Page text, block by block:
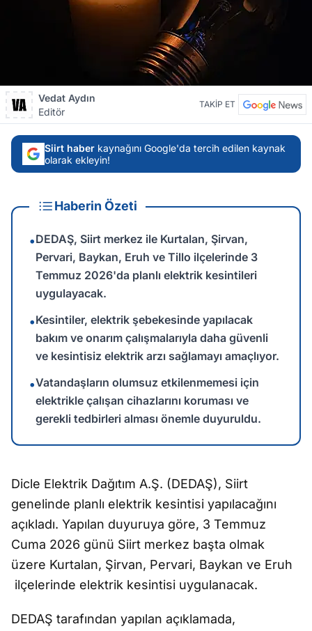
Vedat Aydın
Editör
TAKİP ET
Siirt haber kaynağını Google'da tercih edilen kaynak
olarak ekleyin!
Haberin Özeti
•DEDAŞ, Siirt merkez ile Kurtalan, Şirvan,
Pervari, Baykan, Eruh ve Tillo ilçelerinde 3
Temmuz 2026'da planlı elektrik kesintileri
uygulayacak.
•Kesintiler, elektrik şebekesinde yapılacak
bakım ve onarım çalışmalarıyla daha güvenli
ve kesintisiz elektrik arzı sağlamayı amaçlıyor.
•Vatandaşların olumsuz etkilenmemesi için
elektrikle çalışan cihazlarını koruması ve
gerekli tedbirleri alması önemle duyuruldu.
Dicle Elektrik Dağıtım A.Ş. (DEDAŞ), Siirt
genelinde planlı elektrik kesintisi yapılacağını
açıkladı. Yapılan duyuruya göre, 3 Temmuz
Cuma 2026 günü Siirt merkez başta olmak
üzere Kurtalan, Şirvan, Pervari, Baykan ve Eruh
ilçelerinde elektrik kesintisi uygulanacak.
DEDAŞ tarafından yapılan açıklamada,